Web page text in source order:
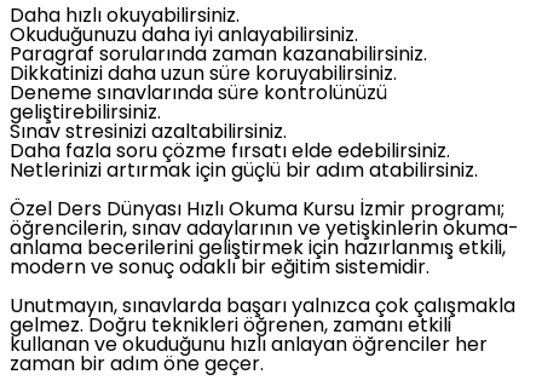
Daha hızlı okuyabilirsiniz.
Okuduğunuzu daha iyi anlayabilirsiniz.
Paragraf sorularında zaman kazanabilirsiniz.
Dikkatinizi daha uzun süre koruyabilirsiniz.
Deneme sınavlarında süre kontrolünüzü
geliştirebilirsiniz.
Sınav stresinizi azaltabilirsiniz.
Daha fazla soru çözme fırsatı elde edebilirsiniz.
Netlerinizi artırmak için güçlü bir adım atabilirsiniz.
Özel Ders Dünyası Hızlı Okuma Kursu İzmir programı;
öğrencilerin, sınav adaylarının ve yetişkinlerin okuma-
anlama becerilerini geliştirmek için hazırlanmış etkili,
modern ve sonuç odaklı bir eğitim sistemidir.
Unutmayın, sınavlarda başarı yalnızca çok çalışmakla
gelmez. Doğru teknikleri öğrenen, zamanı etkili
kullanan ve okuduğunu hızlı anlayan öğrenciler her
zaman bir adım öne geçer.